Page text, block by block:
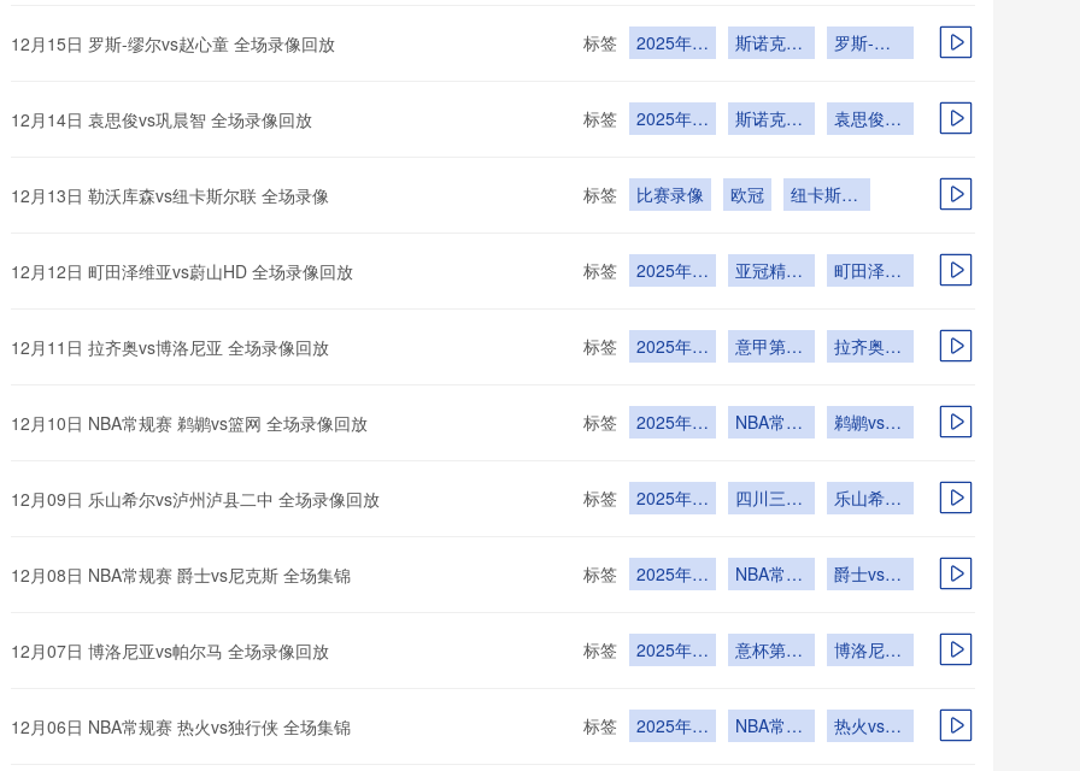
12月15日 罗斯-缪尔vs赵心童 全场录像回放 标签
2025年
12月12日
斯诺克单
局限时赛
罗斯-缪
尔vs赵心
12月14日 袁思俊vs巩晨智 全场录像回放
标签
2025年
12月12日
斯诺克单
局限时赛
袁思俊vs
巩晨智
12月13日 勒沃库森vs纽卡斯尔联 全场录像 标签 比赛录像 欧冠
纽卡斯尔
联
12月12日 町田泽维亚vs蔚山HD 全场录像回放 标签
2025年
12月9日
亚冠精英
联赛东亚
町田泽维
亚vs蔚山
12月11日 拉齐奥vs博洛尼亚 全场录像回放
标签
2025年
12月8日
意甲第14
轮
拉齐奥vs
博洛尼亚
12月10日 NBA常规赛 鹈鹕vs篮网 全场录像回放 标签
2025年
12月7日
NBA常规
赛
鹈鹕vs篮
网
12月09日 乐山希尔vs泸州泸县二中 全场录像回放 标签
2025年
12月6日
四川三大
球男足第
乐山希尔
vs泸州泸
12月08日 NBA常规赛 爵士vs尼克斯 全场集锦
标签
2025年
12月6日
NBA常规
赛
爵士vs尼
克斯
12月07日 博洛尼亚vs帕尔马 全场录像回放 标签
2025年
12月5日
意杯第3
轮
博洛尼亚
vs帕尔马
12月06日 NBA常规赛 热火vs独行侠 全场集锦 标签
2025年
12月4日
NBA常规
赛
热火vs独
行侠